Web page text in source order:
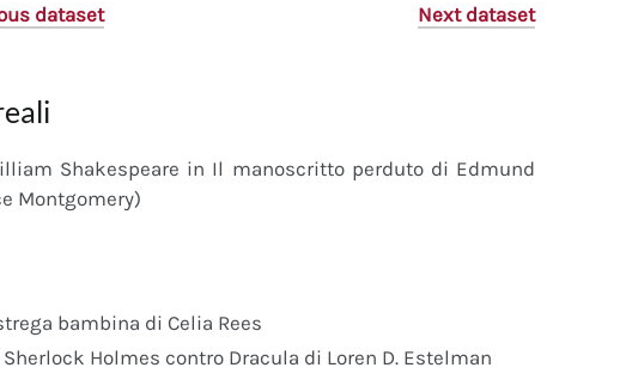
dataset Next dataset
Shakespeare in Il manoscritto perduto di Edmund
Montgomery)
bambina di Celia Rees
Holmes contro Dracula di Loren D. Estelman